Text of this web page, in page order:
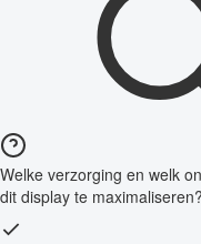
Welke verzorging en welk
dit display te maximaliseren?